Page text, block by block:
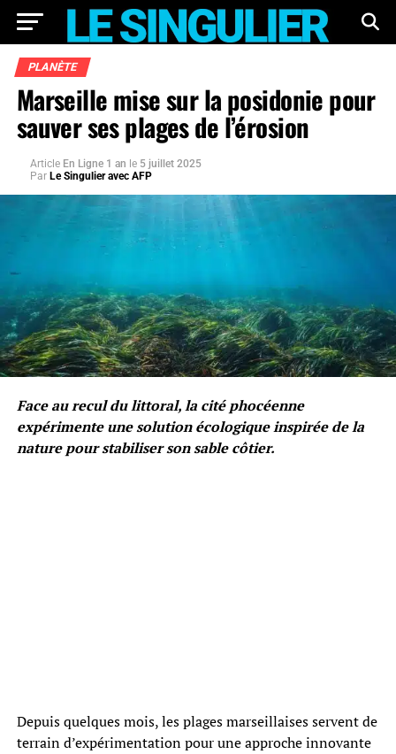
PLANÈTE
Marseille mise sur la posidonie pour
sauver ses plages de l’érosion
Article En Ligne 1 an le 5 juillet 2025
Par Le Singulier avec AFP
Face au recul du littoral, la cité phocéenne
expérimente une solution écologique inspirée de la
nature pour stabiliser son sable côtier.
Depuis quelques mois, les plages marseillaises servent de
terrain d’expérimentation pour une approche innovante